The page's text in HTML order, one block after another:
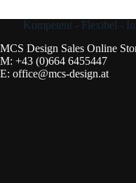
Kompetent - Flexibel -
MCS Design Sales Online
M: +43 (0)664 6455447
E: office@mcs-design.at